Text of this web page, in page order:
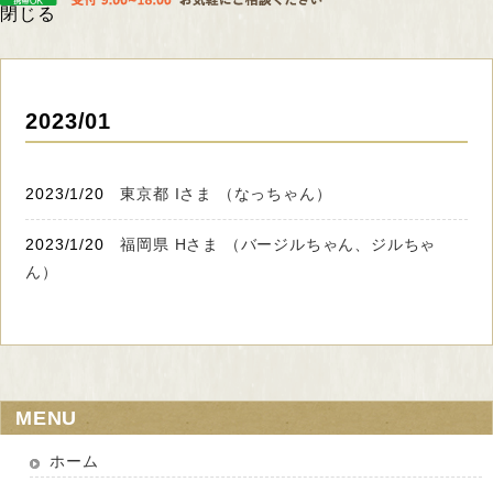
閉じる
2023/01
2023/1/20 東京都 Iさま （なっちゃん）
2023/1/20
福岡県 Hさま （バージルちゃん、ジルちゃ
ん）
MENU
ホーム